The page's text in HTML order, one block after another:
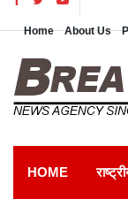
Home About Us
HOME